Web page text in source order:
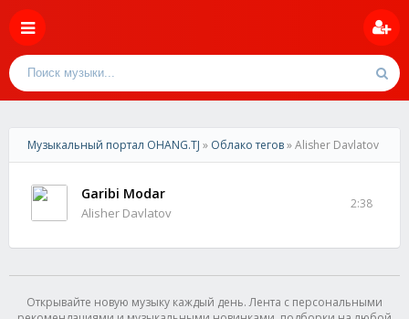
Музыкальный портал OHANG.TJ » Облако тегов» Alisher Davlatov
Garibi Modar
Alisher Davlatov
2:38
Открывайте новую музыку каждый день. Лента с персональными